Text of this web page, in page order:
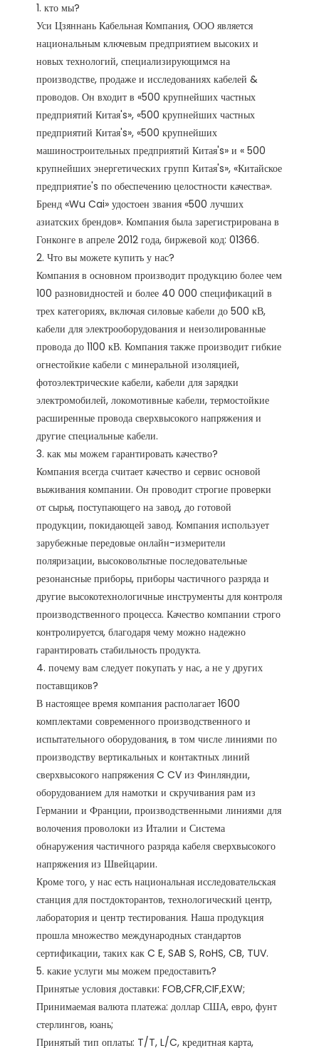
1. кто мы?
Уси Цзяннань Кабельная Компания, ООО является
национальным ключевым предприятием высоких и
новых технологий, специализирующимся на
производстве, продаже и исследованиях кабелей &
проводов. Он входит в «500 крупнейших частных
предприятий Китая's», «500 крупнейших частных
предприятий Китая's», «500 крупнейших
машиностроительных предприятий Китая's» и « 500
крупнейших энергетических групп Китая's», «Китайское
предприятие's по обеспечению целостности качества».
Бренд «Wu Cai» удостоен звания «500 лучших
азиатских брендов». Компания была зарегистрирована в
Гонконге в апреле 2012 года, биржевой код: 01366.
2. Что вы можете купить у нас?
Компания в основном производит продукцию более чем
100 разновидностей и более 40 000 спецификаций в
трех категориях, включая силовые кабели до 500 кВ,
кабели для электрооборудования и неизолированные
провода до 1100 кВ. Компания также производит гибкие
огнестойкие кабели с минеральной изоляцией,
фотоэлектрические кабели, кабели для зарядки
электромобилей, локомотивные кабели, термостойкие
расширенные провода сверхвысокого напряжения и
другие специальные кабели.
3. как мы можем гарантировать качество?
Компания всегда считает качество и сервис основой
выживания компании. Он проводит строгие проверки
от сырья, поступающего на завод, до готовой
продукции, покидающей завод. Компания использует
зарубежные передовые онлайн-измерители
поляризации, высоковольтные последовательные
резонансные приборы, приборы частичного разряда и
другие высокотехнологичные инструменты для контроля
производственного процесса. Качество компании строго
контролируется, благодаря чему можно надежно
гарантировать стабильность продукта.
4. почему вам следует покупать у нас, а не у других
поставщиков?
В настоящее время компания располагает 1600
комплектами современного производственного и
испытательного оборудования, в том числе линиями по
производству вертикальных и контактных линий
сверхвысокого напряжения C CV из Финляндии,
оборудованием для намотки и скручивания рам из
Германии и Франции, производственными линиями для
волочения проволоки из Италии и Система
обнаружения частичного разряда кабеля сверхвысокого
напряжения из Швейцарии.
Кроме того, у нас есть национальная исследовательская
станция для постдокторантов, технологический центр,
лаборатория и центр тестирования. Наша продукция
прошла множество международных стандартов
сертификации, таких как C E, SAB S, RoHS, CB, TUV.
5. какие услуги мы можем предоставить?
Принятые условия доставки: FOB,CFR,CIF,EXW;
Принимаемая валюта платежа: доллар США, евро, фунт
стерлингов, юань;
Принятый тип оплаты: T/T, L/C, кредитная карта,